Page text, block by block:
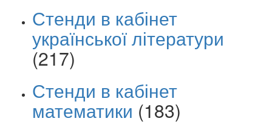
Стенди в кабінет
української літератури
(217)
Стенди в кабінет
математики (183)